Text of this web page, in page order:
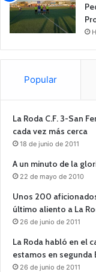
Popular
La Roda C.F. 3-San
cada vez más cerca
18 de junio de 2011
A un minuto de la
22 de mayo de 2010
Unos 200
último aliento a La
26 de junio de 2011
La Roda habló en el
estamos en segunda
26 de junio de 2011